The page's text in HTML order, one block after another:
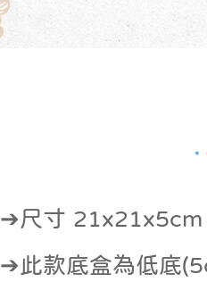
➔尺寸 21x21x5cm
➔此款底盒為低底